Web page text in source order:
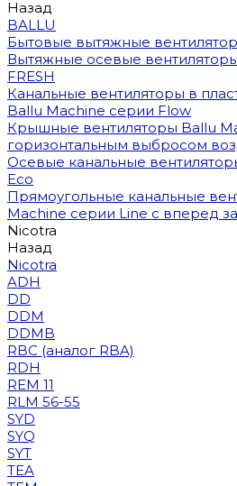
Назад
BALLU
Бытовые вытяжные
Вытяжные осевые
FRESH
Канальные вентиляторы в
Ballu Machine серии Flow
Крышные вентиляторы Ballu
горизонтальным выбросом
Осевые канальные
Eco
Прямоугольные канальные
Machine серии Line с вперед
Nicotra
Назад
Nicotra
ADH
DD
DDM
DDMB
RBC (аналог RBA)
RDH
REM 11
RLM 56-55
SYD
SYQ
SYT
TEA